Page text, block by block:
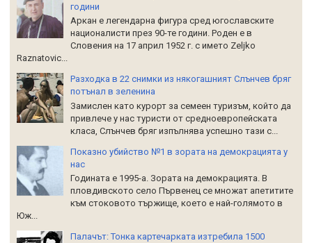
години
Аркан е легендарна фигура сред югославските
националисти през 90-те години. Роден е в
Словения на 17 април 1952 г. с името Zeljko
Raznatoviс...
Разходка в 22 снимки из някогашният Слънчев бряг
потънал в зеленина
Замислен като курорт за семеен туризъм, който да
привлече у нас туристи от средноевропейската
класа, Слънчев бряг изпълнява успешно тази с...
Показно убийство №1 в зората на демокрацията у
нас
Годината е 1995-а. Зората на демокрацията. В
пловдивското село Първенец се множат апетитите
към стоковото тържище, което е най-голямото в
Юж...
Палачът: Тонка картечарката изтребила 1500